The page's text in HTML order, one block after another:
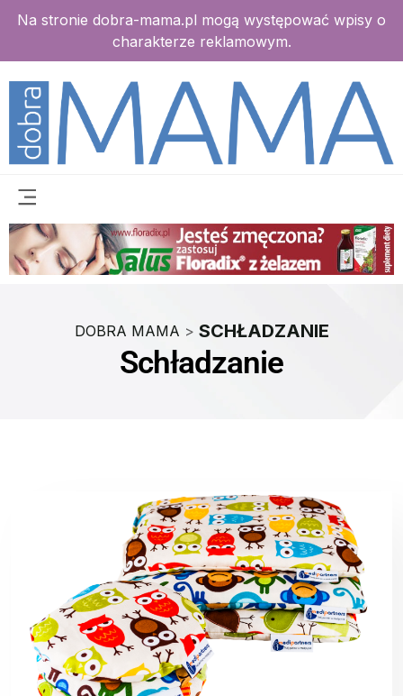
Na stronie dobra-mama.pl mogą występować wpisy o
charakterze reklamowym.
DOBRA MAMA > SCHŁADZANIE
Schładzanie